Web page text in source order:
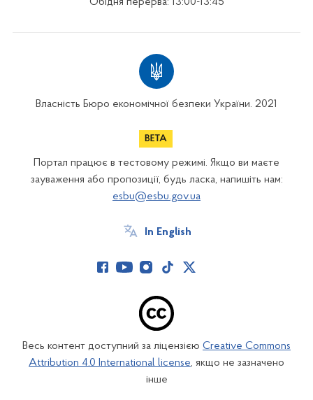
Власність Бюро економічної безпеки України. 2021
Портал працює в тестовому режимі. Якщо ви маєте
зауваження або пропозиції, будь ласка, напишіть нам:
esbu@esbu.gov.ua
In English
Весь контент доступний за ліцензією Creative Commons
Attribution 4.0 International license, якщо не зазначено
інше